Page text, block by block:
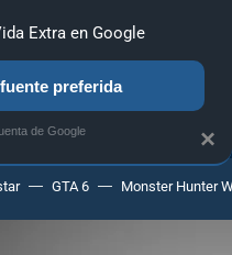
PC SONY NINTENDO
GTA 6 Monster Hunter
×
Extra en Google
preferida
de Google